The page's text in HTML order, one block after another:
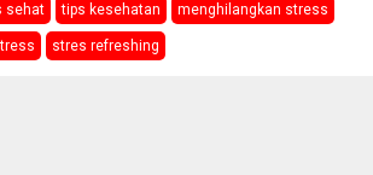
sehat tips kesehatan menghilangkan stress
stres refreshing